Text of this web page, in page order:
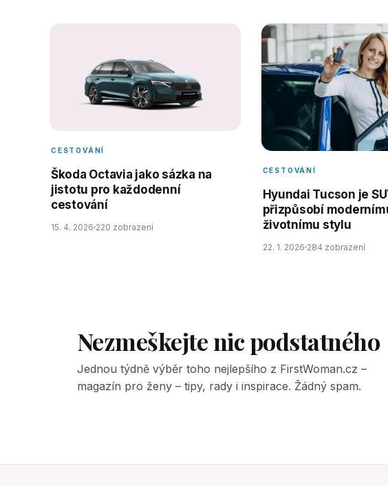
CESTOVÁNÍ
Škoda Octavia jako sázka na
jistotu pro každodenní
cestování
15. 4. 2026 220 zobrazení
CESTOVÁNÍ
Hyundai Tucson je
přizpůsobí
životnímu stylu
22. 1. 2026 284 zobrazení
Nezmeškejte nic podstatného
Jednou týdně výběr toho nejlepšího z FirstWoman.cz –
magazín pro ženy – tipy, rady i inspirace. Žádný spam.